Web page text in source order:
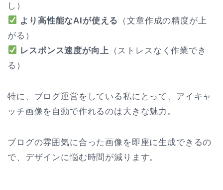
し）
より高性能なAIが使える
（文章作成の精度が上
がる）
レスポンス速度が向上 （ストレスなく作業でき
る）
特に、ブログ運営をしている私にとって、アイキャ
ッチ画像を自動で作れるのは大きな魅力。
ブログの雰囲気に合った画像を即座に生成できるの
で、デザインに悩む時間が減ります。